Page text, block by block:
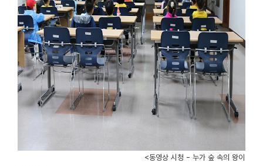
<동영상 시청 - 누가 숲 속의 왕이